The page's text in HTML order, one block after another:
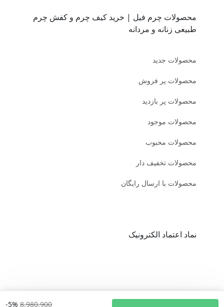
8,980,900
-5%
محصولات چرم فیل | خرید کیف چرم و کفش چرم
طبیعی زنانه و مردانه
محصولات جدید
محصولات پر فروش
محصولات پر بازدید
محصولات موجود
محصولات محبوب
محصولات تخفیف دار
محصولات با ارسال رایگان
نماد اعتماد الکترونیک
© کلیه حقوق مادی و معنوی محتویات سایت چرم فیل | خرید کیف